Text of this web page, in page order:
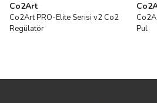
Co2Art
Co2Art PRO-Elite Serisi v2 Co2
Regülatör
Pul